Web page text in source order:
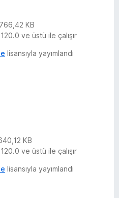
KB
ve üstü ile çalışır
lisansıyla yayımlandı
KB
ve üstü ile çalışır
lisansıyla yayımlandı